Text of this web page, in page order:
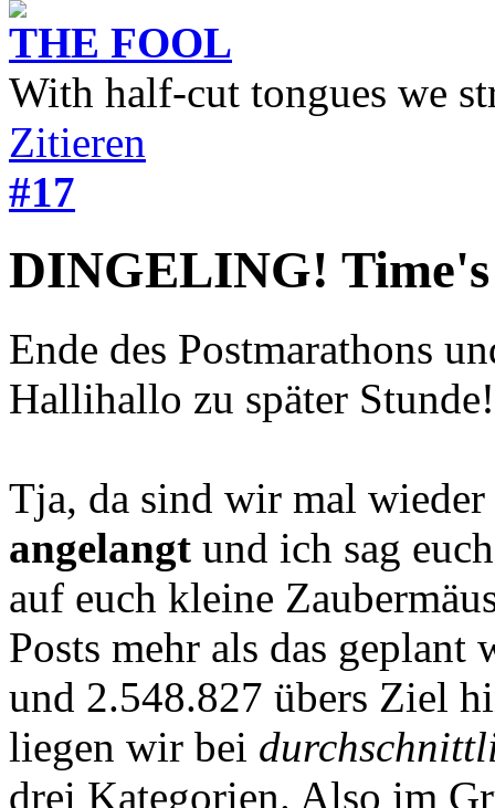
THE FOOL
With half-cut tongues we
Zitieren
#17
DINGELING!
Ende des Postmarathons
Hallihallo zu später Stunde!
Tja, da sind wir mal
angelangt und ich sag
auf euch kleine
Posts mehr als das
und 2.548.827 übers Ziel
liegen wir bei
drei Kategorien. Also im